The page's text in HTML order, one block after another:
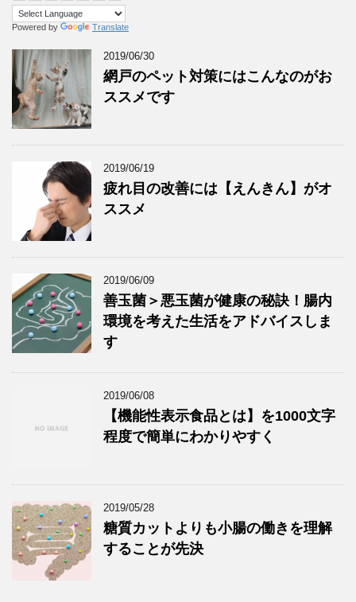
Powered by Translate
2019/06/30
網戸のペット対策にはこんなのがお
ススメです
2019/06/19
疲れ目の改善には【えんきん】がオ
ススメ
2019/06/09
善玉菌＞悪玉菌が健康の秘訣！腸内
環境を考えた生活をアドバイスしま
す
2019/06/08
【機能性表示食品とは】を1000文字
程度で簡単にわかりやすく
2019/05/28
糖質カットよりも小腸の働きを理解
することが先決